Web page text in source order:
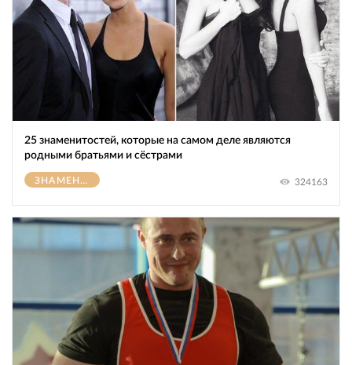
25 знаменитостей, которые на самом деле являются
родными братьями и сёстрами
ЗНАМЕНИТОСТИ 324163